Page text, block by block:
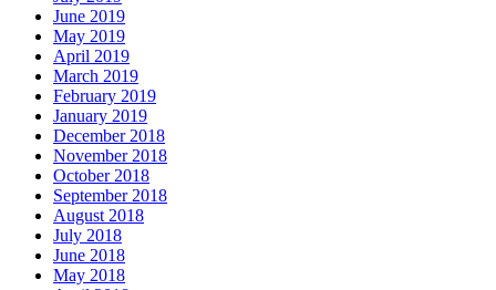
June 2019
May 2019
April 2019
March 2019
February 2019
January 2019
December 2018
November 2018
October 2018
September 2018
August 2018
July 2018
June 2018
May 2018